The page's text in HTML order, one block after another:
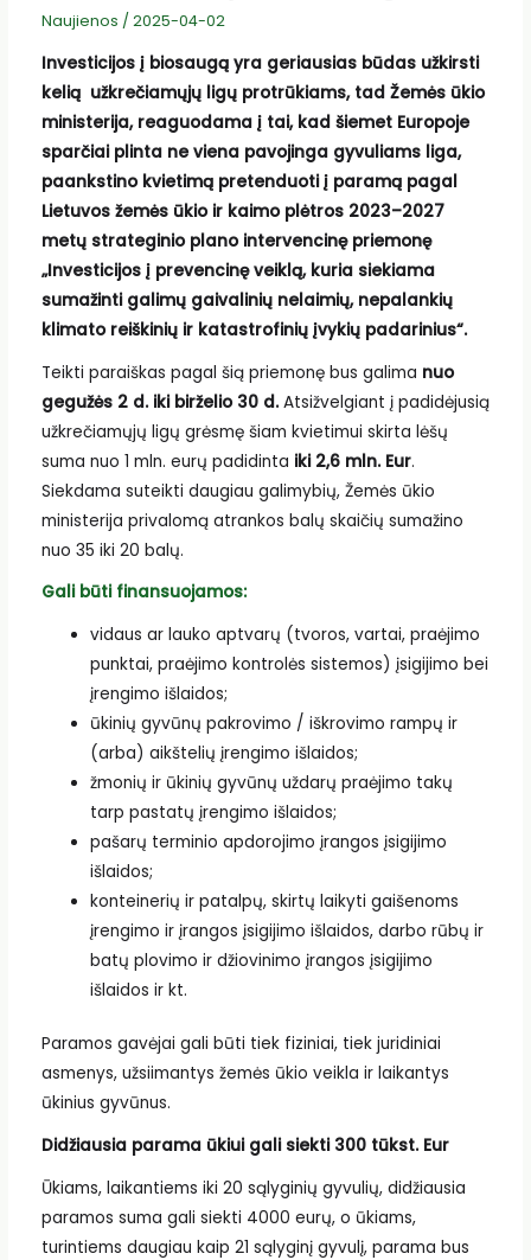
Naujienos / 2025-04-02
Investicijos į biosaugą yra geriausias būdas užkirsti
kelią užkrečiamųjų ligų protrūkiams, tad Žemės ūkio
ministerija, reaguodama į tai, kad šiemet Europoje
sparčiai plinta ne viena pavojinga gyvuliams liga,
paankstino kvietimą pretenduoti į paramą pagal
Lietuvos žemės ūkio ir kaimo plėtros 2023–2027
metų strateginio plano intervencinę priemonę
„Investicijos į prevencinę veiklą, kuria siekiama
sumažinti galimų gaivalinių nelaimių, nepalankių
klimato reiškinių ir katastrofinių įvykių padarinius“.
Teikti paraiškas pagal šią priemonę bus galima nuo
gegužės 2 d. iki birželio 30 d.Atsižvelgiant į padidėjusią
užkrečiamųjų ligų grėsmę šiam kvietimui skirta lėšų
suma nuo 1 mln. eurų padidinta iki 2,6 mln. Eur.
Siekdama suteikti daugiau galimybių, Žemės ūkio
ministerija privalomą atrankos balų skaičių sumažino
nuo 35 iki 20 balų.
Gali būti finansuojamos:
vidaus ar lauko aptvarų (tvoros, vartai, praėjimo
punktai, praėjimo kontrolės sistemos) įsigijimo bei
įrengimo išlaidos;
ūkinių gyvūnų pakrovimo / iškrovimo rampų ir
(arba) aikštelių įrengimo išlaidos;
žmonių ir ūkinių gyvūnų uždarų praėjimo takų
tarp pastatų įrengimo išlaidos;
pašarų terminio apdorojimo įrangos įsigijimo
išlaidos;
konteinerių ir patalpų, skirtų laikyti gaišenoms
įrengimo ir įrangos įsigijimo išlaidos, darbo rūbų ir
batų plovimo ir džiovinimo įrangos įsigijimo
išlaidos ir kt.
Paramos gavėjai gali būti tiek fiziniai, tiek juridiniai
asmenys, užsiimantys žemės ūkio veikla ir laikantys
ūkinius gyvūnus.
Didžiausia parama ūkiui gali siekti 300 tūkst. Eur
Ūkiams, laikantiems iki 20 sąlyginių gyvulių, didžiausia
paramos suma gali siekti 4000 eurų, o ūkiams,
turintiems daugiau kaip 21 sąlyginį gyvulį, parama bus